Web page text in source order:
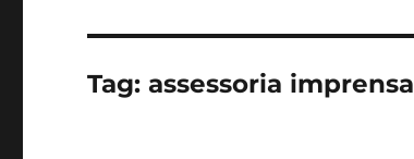
Tag:assessoria imprensa